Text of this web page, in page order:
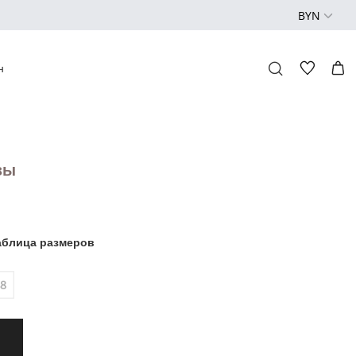
размеров